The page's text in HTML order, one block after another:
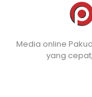
Media online
yang